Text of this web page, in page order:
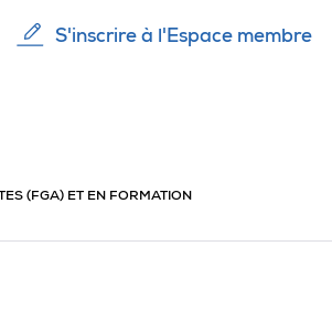
S'inscrire à l'Espace membre
(FGA) ET EN FORMATION